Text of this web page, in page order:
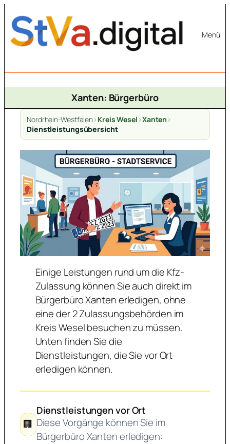
Inhalt
springen
Menü
Xanten: Bürgerbüro
Nordrhein-Westfalen>Kreis Wesel >Xanten >
Dienstleistungsübersicht
Einige Leistungen rund um die Kfz-
Zulassung können Sie auch direkt im
Bürgerbüro Xanten erledigen, ohne
eine der 2 Zulassungsbehörden im
Kreis Wesel besuchen zu müssen.
Unten finden Sie die
Dienstleistungen, die Sie vor Ort
erledigen können.
🏢
Dienstleistungen vor Ort
Diese Vorgänge können Sie im
Bürgerbüro Xanten erledigen: